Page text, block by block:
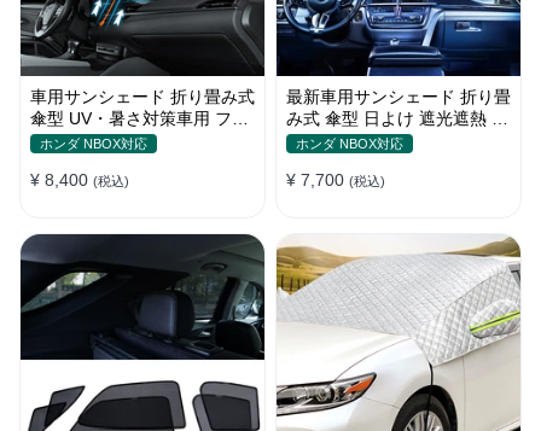
車用サンシェード 折り畳み式
傘型 UV・暑さ対策車用 フロ
ントカバー 収納簡単 おすす
ホンダ NBOX対応
¥ 8,400 (税込)
最新車用サンシェード 折り畳
み式 傘型 日よけ 遮光遮熱 放
熱効果倍増 収納ポーチ付き
ホンダ NBOX対応
¥ 7,700 (税込)